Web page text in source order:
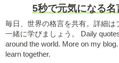
5秒で元気になる名
毎日、世界の格言を共有。詳細は
一緒に学びましょう。 Daily
around the world. More on my
learn together.